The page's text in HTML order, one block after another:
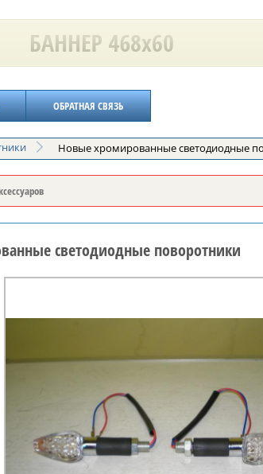
ОБРАТНАЯ СВЯЗЬ
Новые хромированные светодиодные
светодиодные поворотники